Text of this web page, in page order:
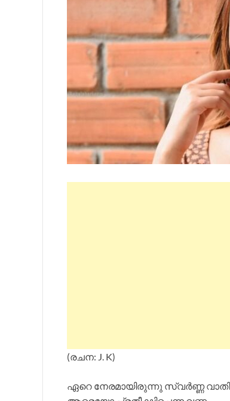
(രചന: J. K)
ഏറെ നേരമായിരുന്നു സ്വർണ്ണ